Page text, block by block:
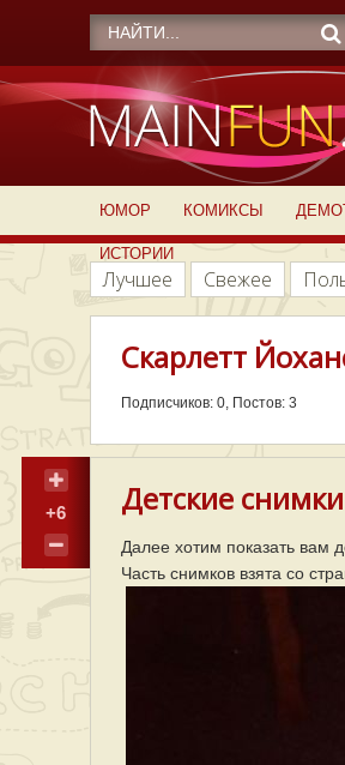
ЮМОР КОМИКСЫ
ИСТОРИИ
Лучшее Свежее
Скарлетт
Подписчиков: 0, Постов: 3
+6 Детские
Далее хотим показать вам
Часть снимков взята со